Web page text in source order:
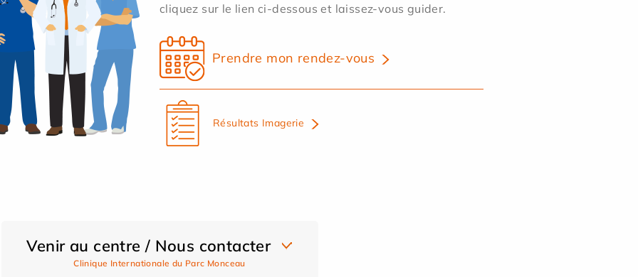
cliquez sur le lien ci-dessous et laissez-vous guider.
Prendre mon rendez-vous
Résultats Imagerie
Venir au centre / Nous contacter
Clinique Internationale du Parc Monceau